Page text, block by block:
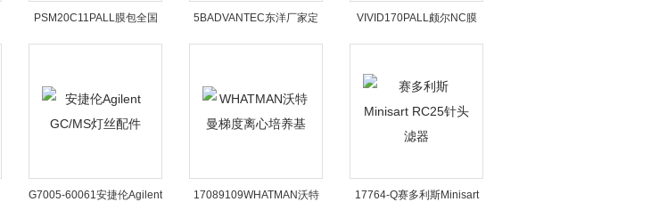
PSM20C11PALL膜包全国
总代理
5BADVANTEC东洋厂家定
量滤纸
VIVID170PALL颇尔NC膜
G7005-60061安捷伦Agilent
17089109WHATMAN沃特
17764-Q赛多利斯Minisart